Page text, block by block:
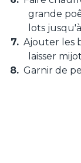
grande
lots
Ajouter les
laisser
Garnir de